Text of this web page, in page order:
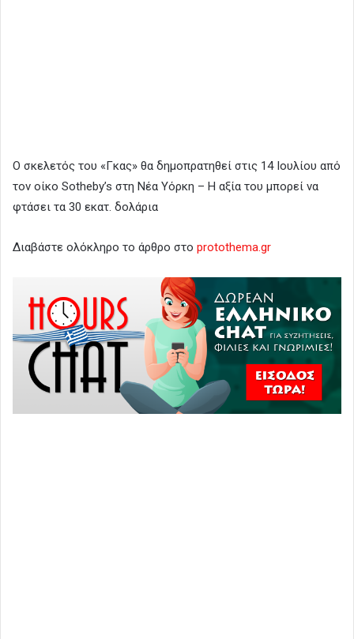
Ο σκελετός του «Γκας» θα δημοπρατηθεί στις 14 Ιουλίου από
τον οίκο Sotheby’s στη Νέα Υόρκη – Η αξία του μπορεί να
φτάσει τα 30 εκατ. δολάρια
Διαβάστε ολόκληρο το άρθρο στο protothema.gr